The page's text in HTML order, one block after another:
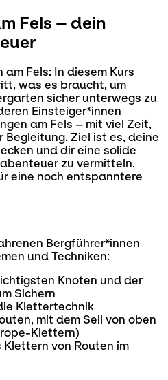
Fels – dein
Fels: In diesem Kurs
was es braucht, um
sicher unterwegs zu
Einsteiger*innen
am Fels – mit viel Zeit,
Begleitung. Ziel ist es, deine
und dir eine solide
zu vermitteln.
eine noch entspanntere
Bergführer*innen
und Techniken:
Knoten und der
Sichern
Klettertechnik
mit dem Seil von oben
Klettern)
von Routen im